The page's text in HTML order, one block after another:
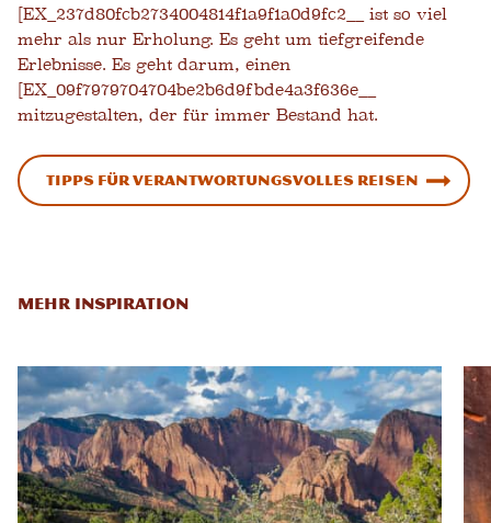
[EX_237d80fcb2734004814f1a9f1a0d9fc2__ ist so viel
mehr als nur Erholung. Es geht um tiefgreifende
Erlebnisse. Es geht darum, einen
[EX_09f7979704704be2b6d9fbde4a3f636e__
mitzugestalten, der für immer Bestand hat.
Tipps für verantwortungsvolles Reisen
MEHR INSPIRATION